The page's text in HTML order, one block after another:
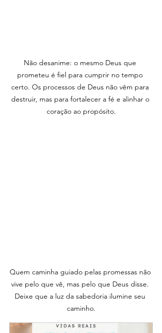
Não desanime: o mesmo Deus que
prometeu é fiel para cumprir no tempo
certo. Os processos de Deus não vêm para
destruir, mas para fortalecer a fé e alinhar o
coração ao propósito.
Quem caminha guiado pelas promessas não
vive pelo que vê, mas pelo que Deus disse.
Deixe que a luz da sabedoria ilumine seu
caminho.